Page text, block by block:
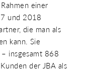
einer
und 2018
die man als
kann. Sie
insgesamt 868
der JBA als